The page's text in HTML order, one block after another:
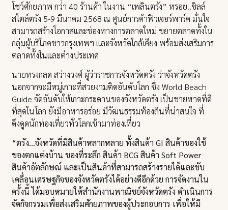
โชว์ศักยภาพ กว่า 40 ร้านค้า ในงาน “เพลินตรัง” หรอย..ชิลล์
สไตล์ตรัง 5-9 มีนาคม 2568 ณ ศูนย์การค้าฟิวเจอร์พาร์ค มั่นใจ
สามารถสร้างโอกาสและช่องทางการตลาดใหม่ ขยายตลาดทั้งใน
กลุ่มผู้บริโภคชาวกรุงเทพฯ และจังหวัดใกล้เคียง พร้อมส่งเสริมการ
ตลาดทั้งในและต่างประเทศ
นายทรงกลด สว่างวงศ์ ผู้ว่าราชการจังหวัดตรัง ว่าจังหวัดตรัง
นอกจากจะมีหมู่เกาะที่สวยงามติดอันดับโลก ซึ่ง World Beach
Guide จัดอันดับให้เกาะกระดานของจังหวัดตรัง เป็นชายหาดที่ดี
ที่สุดในโลก ยังมีอาหารอร่อย มีวัฒนธรรมท้องถิ่นที่น่าสนใจ ที่
ดึงดูดนักท่องเที่ยวทั่วโลกเข้ามาท่องเที่ยว
“ตรัง…จังหวัดที่มีสินค้าหลากหลาย ทั้งสินค้า GI สินค้าของใช้
ของตกแต่งบ้าน ของที่ระลึก สินค้า BCG สินค้า Soft Power
สินค้าอัตลักษณ์ และเป็นสินค้าที่สามารถสร้างรายได้และขับ
เคลื่อนเศรษฐกิจของจังหวัดตรังได้อย่างดีอีกด้วย การจัดงานใน
ครั้งนี้ ได้มอบหมายให้สำนักงานพาณิชย์จังหวัดตรัง ดำเนินการ
จัดกิจกรรมเพื่อส่งเสริมศักยภาพของผู้ประกอบการ เพื่อให้มี